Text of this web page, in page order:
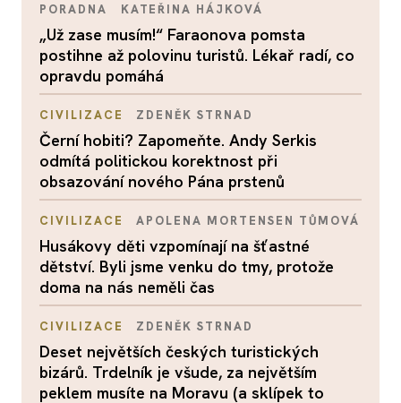
PORADNA KATEŘINA HÁJKOVÁ
„Už zase musím!“ Faraonova pomsta
postihne až polovinu turistů. Lékař radí, co
opravdu pomáhá
CIVILIZACE ZDENĚK STRNAD
Černí hobiti? Zapomeňte. Andy Serkis
odmítá politickou korektnost při
obsazování nového Pána prstenů
CIVILIZACE APOLENA MORTENSEN TŮMOVÁ
Husákovy děti vzpomínají na šťastné
dětství. Byli jsme venku do tmy, protože
doma na nás neměli čas
CIVILIZACE ZDENĚK STRNAD
Deset největších českých turistických
bizárů. Trdelník je všude, za největším
peklem musíte na Moravu (a sklípek to